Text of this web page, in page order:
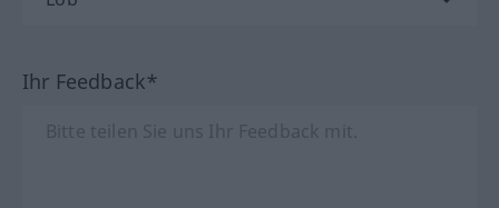
Ihr Feedback*